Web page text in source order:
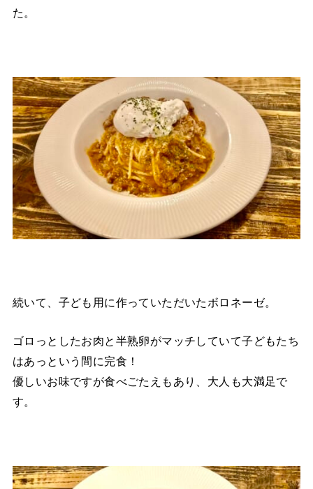
た。
続いて、子ども用に作っていただいたボロネーゼ。
ゴロっとしたお肉と半熟卵がマッチしていて子どもたち
はあっという間に完食！
優しいお味ですが食べごたえもあり、大人も大満足で
す。